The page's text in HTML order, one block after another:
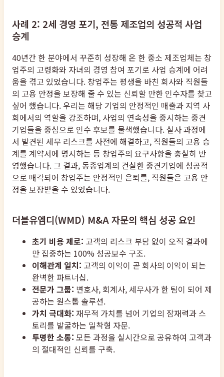
사례 2: 2세 경영 포기, 전통 제조업의 성공적 사업
승계
40년간 한 분야에서 꾸준히 성장해 온 한 중소 제조업체는 창
업주의 고령화와 자녀의 경영 참여 포기로 사업 승계에 어려
움을 겪고 있었습니다. 창업주는 평생을 바친 회사와 직원들
의 고용 안정을 보장해 줄 수 있는 신뢰할 만한 인수자를 찾고
싶어 했습니다. 우리는 해당 기업의 안정적인 매출과 지역 사
회에서의 역할을 강조하며, 사업의 연속성을 중시하는 중견
기업들을 중심으로 인수 후보를 물색했습니다. 실사 과정에
서 발견된 세무 리스크를 사전에 해결하고, 직원들의 고용 승
계를 계약서에 명시하는 등 창업주의 요구사항을 충실히 반
영했습니다. 그 결과, 동종업계의 건실한 중견기업에 성공적
으로 매각되어 창업주는 안정적인 은퇴를, 직원들은 고용 안
정을 보장받을 수 있었습니다.
더블유엠디(WMD) M&A 자문의 핵심 성공 요인
초기 비용 제로: 고객의 리스크 부담 없이 오직 결과에
만 집중하는 100% 성공보수 구조.
이해관계 일치: 고객의 이익이 곧 회사의 이익이 되는
완벽한 파트너십.
전문가 그룹: 변호사, 회계사, 세무사가 한 팀이 되어 제
공하는 원스톱 솔루션.
가치 극대화: 재무적 가치를 넘어 기업의 잠재력과 스
토리를 발굴하는 밀착형 자문.
투명한 소통: 모든 과정을 실시간으로 공유하여 고객과
의 절대적인 신뢰를 구축.